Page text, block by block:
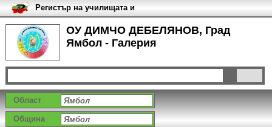
ОУ ДИМЧО ДЕБЕЛЯНОВ, Град
Ямбол - Галерия
Регистър на училищата и
университетите в България
Област
Община